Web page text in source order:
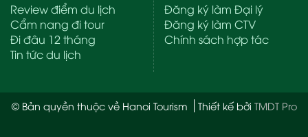
Review điểm du lịch
Cẩm nang đi tour
Đi đâu 12 tháng
Tin tức du lịch
Đăng ký làm Đại lý
Đăng ký làm CTV
Chính sách hợp tác
© Bản quyền thuộc về Hanoi Tourism Thiết kế bởi TMDT Pro